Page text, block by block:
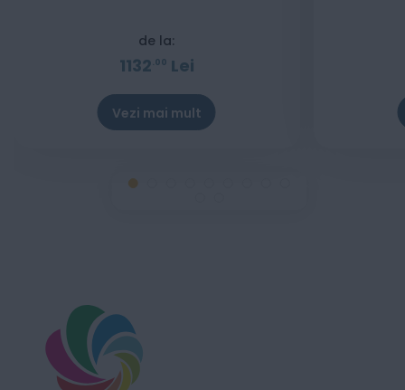
de la:
1132 00 Lei
Vezi mai mult